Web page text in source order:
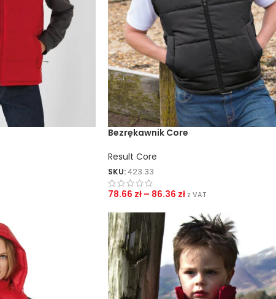
Bezrękawnik Core
Result Core
SKU:423.33
78.66 zł – 86.36 zł z VAT